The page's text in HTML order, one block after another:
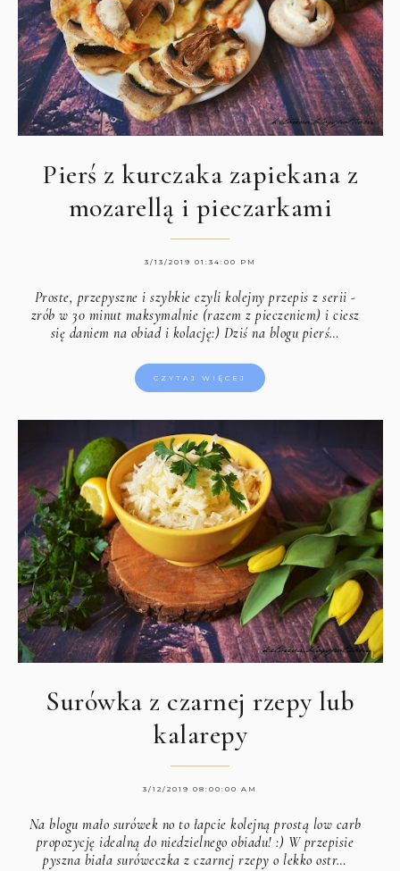
Pierś z kurczaka zapiekana z
mozarellą i pieczarkami
3/13/2019 01:34:00 PM
Proste, przepyszne i szybkie czyli kolejny przepis z serii -
zrób w 30 minut maksymalnie (razem z pieczeniem) i ciesz
się daniem na obiad i kolację:) Dziś na blogu pierś…
CZYTAJ WIĘCEJ
Surówka z czarnej rzepy lub
kalarepy
3/12/2019 08:00:00 AM
Na blogu mało surówek no to łapcie kolejną prostą low carb
propozycję idealną do niedzielnego obiadu! :) W przepisie
pyszna biała suróweczka z czarnej rzepy o lekko ostr…